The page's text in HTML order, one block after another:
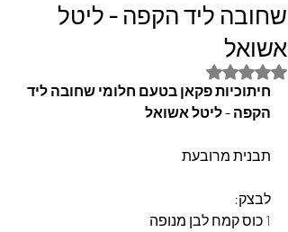
שחובה ליד הקפה - ליטל
אשואל
דירוג של NaN מתוך 5 כוכבים
חיתוכיות פקאן בטעם חלומי שחובה ליד
הקפה - ליטל אשואל
תבנית מרובעת
לבצק:
1 כוס קמח לבן מנופה